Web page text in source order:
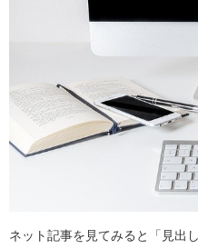
ネット記事を見てみると「見出